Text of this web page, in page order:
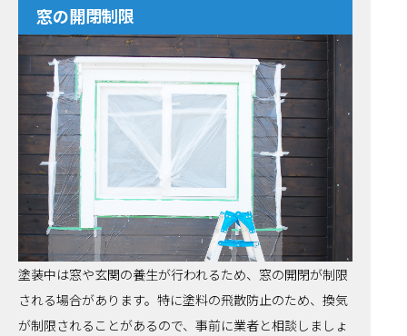
窓の開閉制限
塗装中は窓や玄関の養生が行われるため、窓の開閉が制限
される場合があります。特に塗料の飛散防止のため、換気
が制限されることがあるので、事前に業者と相談しましょ